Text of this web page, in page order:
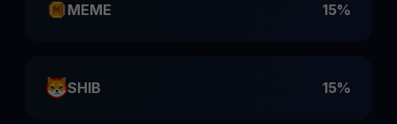
MEME 15%
SHIB 15%